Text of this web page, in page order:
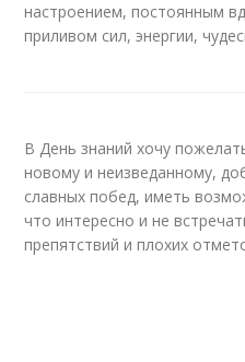
настроением, постоянным
приливом сил, энергии,
В День знаний хочу
новому и неизведанному,
славных побед, иметь
что интересно и не
препятствий и плохих